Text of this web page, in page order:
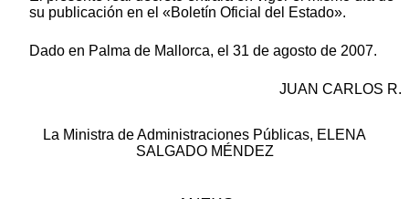
su publicación en el «Boletín Oficial del Estado».
Dado en Palma de Mallorca, el 31 de agosto de 2007.
JUAN CARLOS R.
La Ministra de Administraciones Públicas, ELENA
SALGADO MÉNDEZ